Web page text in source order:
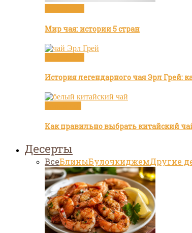
Мир чая: истории 5 стран
История легендарного чая Эрл Грей:
Как правильно выбрать китайский
Десерты
ВсеБлиныБулочкиджемДругие